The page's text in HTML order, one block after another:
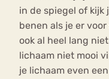
in de spiegel of kijk
benen als je er
ook al heel lang
lichaam niet mooi
je lichaam even